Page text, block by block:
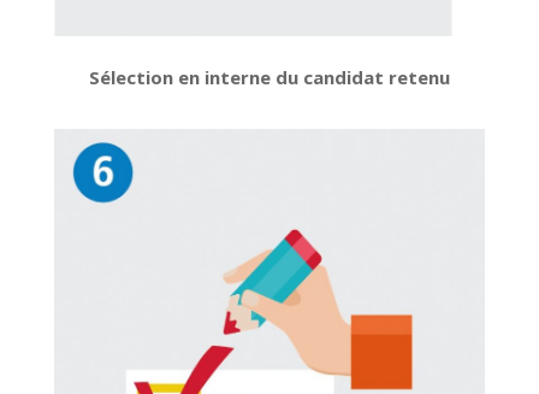
Sélection en interne du candidat retenu